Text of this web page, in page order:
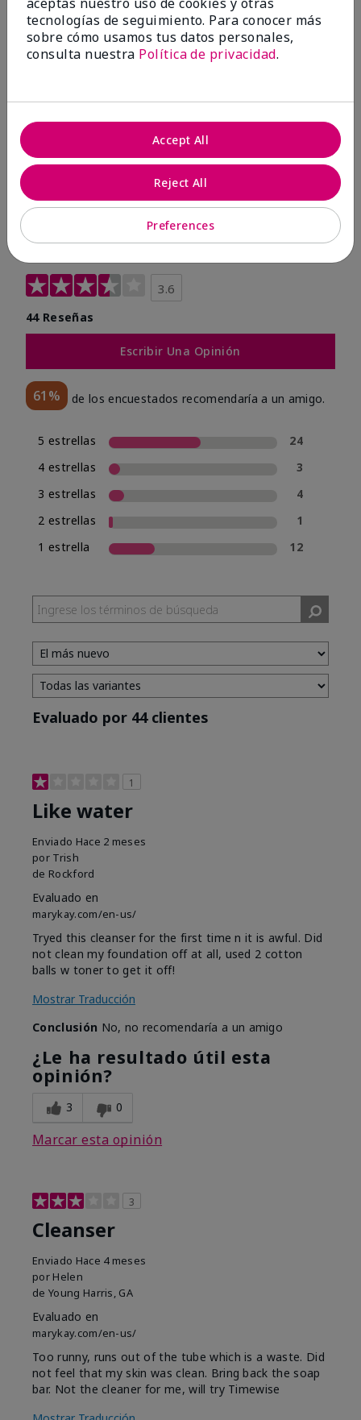
OPINIONES
3.6
44 Reseñas
Escribir Una Opinión
61% de los encuestados recomendaría a un amigo.
5 estrellas
24
4 estrellas
3
3 estrellas
4
2 estrellas
1
1 estrella
12
Evaluado por 44 clientes
1
Like water
Enviado Hace 2 meses
por Trish
de Rockford
Evaluado en
marykay.com/en-us/
Tryed this cleanser for the first time n it is awful. Did
not clean my foundation off at all, used 2 cotton
balls w toner to get it off!
Mostrar Traducción
Conclusión No, no recomendaría a un amigo
¿Le ha resultado útil esta
opinión?
3 0
Marcar esta opinión
3
Cleanser
Enviado Hace 4 meses
por Helen
de Young Harris, GA
Evaluado en
marykay.com/en-us/
Too runny, runs out of the tube which is a waste. Did
not feel that my skin was clean. Bring back the soap
bar. Not the cleaner for me, will try Timewise
tecnologías de seguimiento. Para conocer más
sobre cómo usamos tus datos personales,
consulta nuestra Política de privacidad.
Preferences
Reject All
Accept All